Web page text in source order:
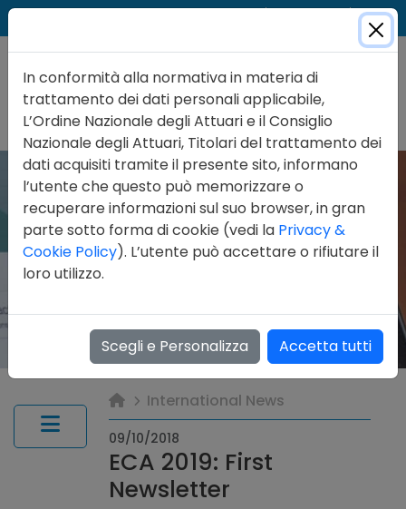
International News
09/10/2018
ECA 2019: First
Newsletter
In conformità alla normativa in materia di
trattamento dei dati personali applicabile,
L’Ordine Nazionale degli Attuari e il Consiglio
Nazionale degli Attuari, Titolari del trattamento dei
dati acquisiti tramite il presente sito, informano
l’utente che questo può memorizzare o
recuperare informazioni sul suo browser, in gran
parte sotto forma di cookie (vedi la Privacy &
Cookie Policy). L’utente può accettare o rifiutare il
loro utilizzo.
Scegli e Personalizza Accetta tutti